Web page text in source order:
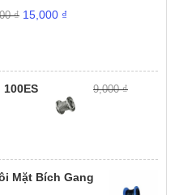
₫
gốc
15,000 ₫
9,000₫
Mặt Bích Gang